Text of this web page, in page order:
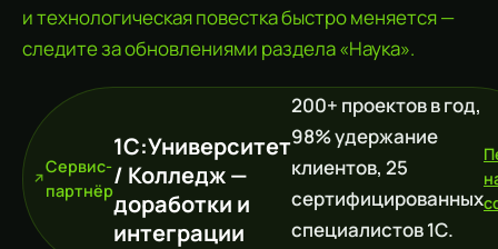
и технологическая повестка быстро меняется —
следите за обновлениями раздела «Наука».
Сервис-
партнёр
1С:Университет
/ Колледж —
доработки и
интеграции
200+ проектов в год,
98% удержание
клиентов, 25
сертифицированных
специалистов 1С.